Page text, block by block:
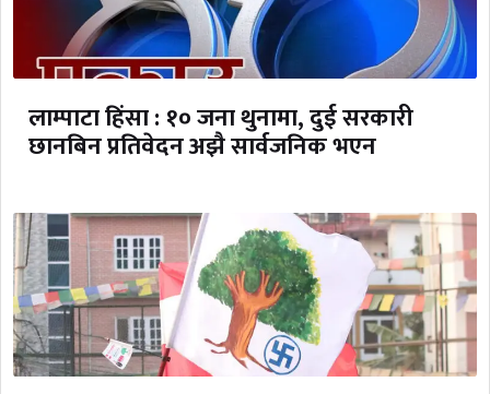
लाम्पाटा हिंसा : १० जना थुनामा, दुई सरकारी
छानबिन प्रतिवेदन अझै सार्वजनिक भएन